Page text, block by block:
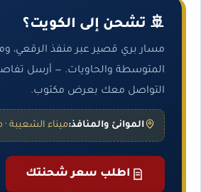
🚢 تشحن إلى الكويت؟
مسار بري قصير عبر منفذ الرقعي،
المتوسطة والحاويات. — أرسل
التواصل معك بعرض مكتوب.
الموانئ والمنافذ:ميناء الشعيبة ·
اطلب سعر شحنتك